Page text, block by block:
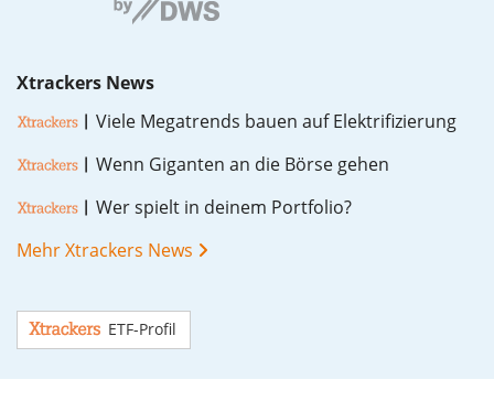
Xtrackers News
Vie­le Me­ga­trends bau­en auf Elek­tri­fi­zie­rung
Wenn Gi­gan­ten an die Bör­se ge­hen
Wer spielt in dei­nem Port­fo­lio?
Mehr Xtrackers News
ETF-Profil